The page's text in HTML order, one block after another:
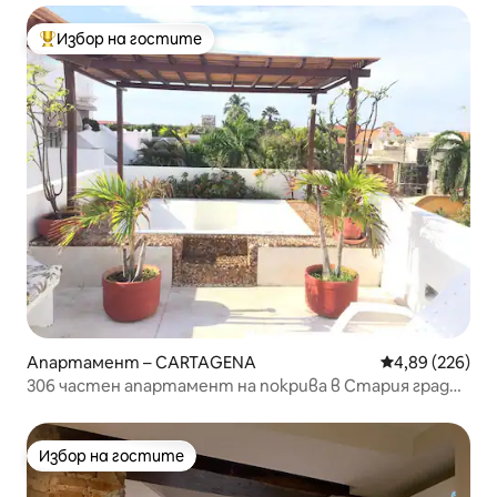
Най-популярен избор на гостите
Избор на гостите
Апартамент – CARTAGENA Средна
4,89 (226)
306 частен апартамент на покрива в Стария град
Избор на гостите
Избор на гостите